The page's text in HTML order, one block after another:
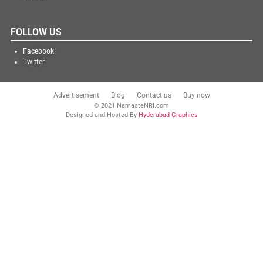
FOLLOW US
Facebook
Twitter
Advertisement Blog Contact us Buy now
© 2021 NamasteNRI.com
Designed and Hosted By Hyderabad Graphics